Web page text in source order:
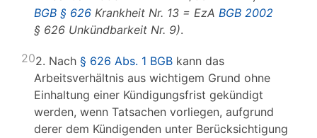
BGB § 626 Krankheit Nr. 13 = EzA BGB 2002
§ 626 Unkündbarkeit Nr. 9).
202. Nach § 626 Abs. 1 BGB kann das
Arbeitsverhältnis aus wichtigem Grund ohne
Einhaltung einer Kündigungsfrist gekündigt
werden, wenn Tatsachen vorliegen, aufgrund
derer dem Kündigenden unter Berücksichtigung